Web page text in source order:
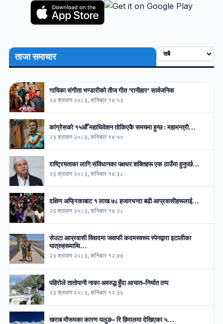
ताजा समाचार
गायिका संगीता भण्डारीको तीज गीत ‘रानीहार’ सार्वजनिक
२३ श्रावण २०८३, शनिबार १४:५३
कांग्रेसको १५औँ महाधिवेशन तोकिएकै समयमा हुन्छ : महामन्त्री…
२३ श्रावण २०८३, शनिबार १४:५०
राष्ट्रियताका लागि संविधानका पक्षधर शक्तिहरू एक ठाउँमा हुनुपर्छ…
२३ श्रावण २०८३, शनिबार १४:३८
दक्षिण अफ्रिकाबाट १ लाख ७८ हजारभन्दा बढी आप्रवासीहरूलाई…
२३ श्रावण २०८३, शनिबार १४:२८
सेउटा आप्रवासी विवादमा जवाफी कदमस्वरूप स्पेनद्वारा इटालीका
यात्रुहरूमाथि…
२३ श्रावण २०८३, शनिबार १२:४७
पहिरोले तातोपानी नाका अवरुद्ध हुँदा आयात–निर्यात ठप्प
२३ श्रावण २०८३, शनिबार १२:३६
खराब मौसमका कारण यलुङ– रि हिमालमा देखिएका ५…